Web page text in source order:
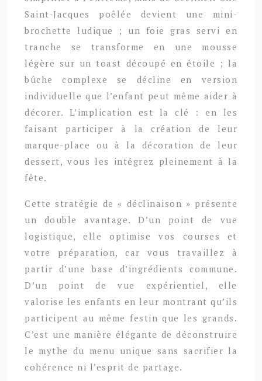
Saint-Jacques poêlée devient une mini-
brochette ludique ; un foie gras servi en
tranche se transforme en une mousse
légère sur un toast découpé en étoile ; la
bûche complexe se décline en version
individuelle que l’enfant peut même aider à
décorer. L’implication est la clé : en les
faisant participer à la création de leur
marque-place ou à la décoration de leur
dessert, vous les intégrez pleinement à la
fête.
Cette stratégie de « déclinaison » présente
un double avantage. D’un point de vue
logistique, elle optimise vos courses et
votre préparation, car vous travaillez à
partir d’une base d’ingrédients commune.
D’un point de vue expérientiel, elle
valorise les enfants en leur montrant qu’ils
participent au même festin que les grands.
C’est une manière élégante de déconstruire
le mythe du menu unique sans sacrifier la
cohérence ni l’esprit de partage.